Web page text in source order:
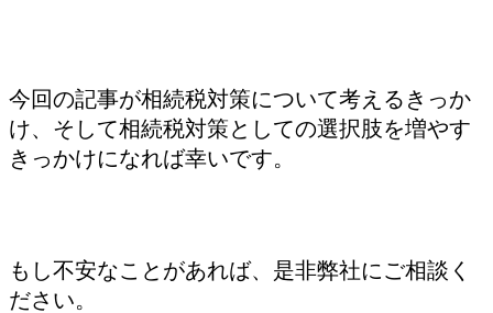
今回の記事が相続税対策について考えるきっか
け、そして相続税対策としての選択肢を増やす
きっかけになれば幸いです。
もし不安なことがあれば、是非弊社にご相談く
ださい。